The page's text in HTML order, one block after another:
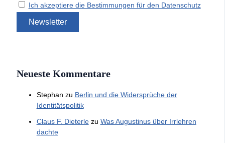
Ich akzeptiere die Bestimmungen für den Datenschutz
Neueste Kommentare
Stephan zu Berlin und die Widersprüche der
Identitätspolitik
Claus F. Dieterlezu Was Augustinus über Irrlehren
dachte